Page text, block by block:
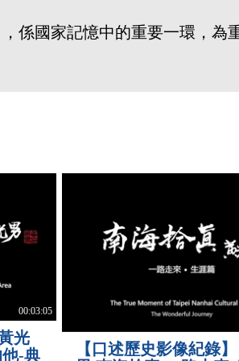
係國家記憶中的重要一環，
00:03:05
光
-典
【口述歷史影像紀錄